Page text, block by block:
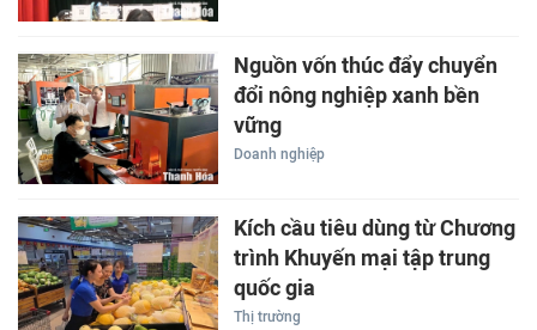
Nguồn vốn thúc đẩy chuyển
đổi nông nghiệp xanh bền
vững
Doanh nghiệp
Kích cầu tiêu dùng từ Chương
trình Khuyến mại tập trung
quốc gia
Thị trường